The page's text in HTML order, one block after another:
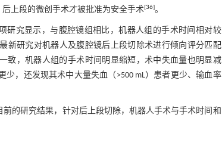
上段的微创手术才被批准为安全手术[36]。
研究显示，与腹腔镜组相比，机器人组的手术时间相对较
新研究对机器人及腹腔镜后上段切除术进行倾向评分匹配
致，机器人组的手术时间明显缩短，术中失血量也明显减
，还发现其术中大量失血（>500 mL）患者更少、输血率
的研究结果，针对后上段切除，机器人手术与手术时间和